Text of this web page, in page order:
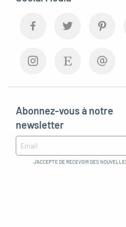
Abonnez-vous à notre
newsletter
J'ACCEPTE DE RECEVOIR DES